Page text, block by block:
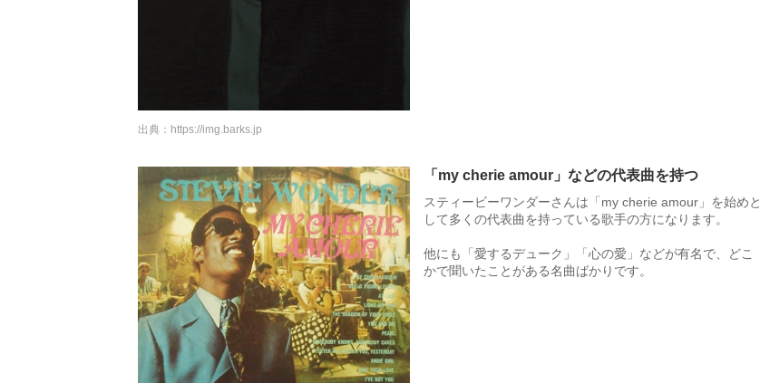
出典： https://img.barks.jp
「my cherie amour」などの代表曲を持つ
スティービーワンダーさんは「my cherie amour」を始めと
して多くの代表曲を持っている歌手の方になります。
他にも「愛するデューク」「心の愛」などが有名で、どこ
かで聞いたことがある名曲ばかりです。